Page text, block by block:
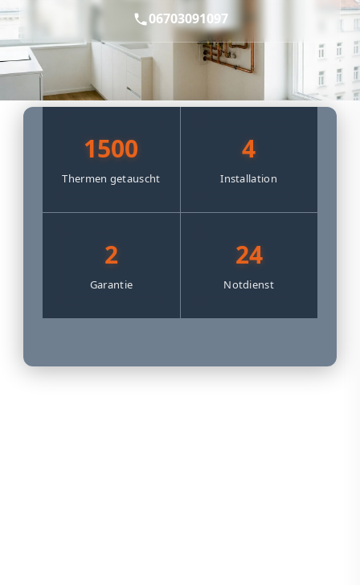
06703091097
1500
Thermen getauscht
4
Installation
2
Garantie
24
Notdienst